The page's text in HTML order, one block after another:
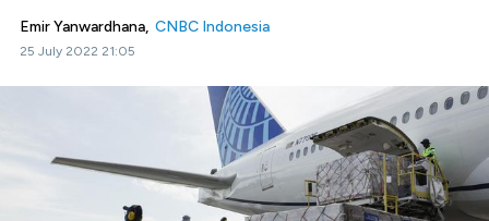
Emir Yanwardhana, CNBC Indonesia
25 July 2022 21:05